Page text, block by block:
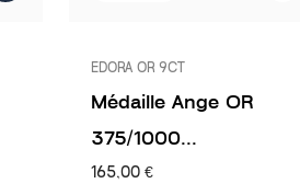
EDORA OR 9CT
Médaille Ange OR
375/1000...
165,00 €